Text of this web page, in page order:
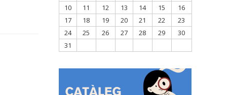
10
11 12 13 14 15
16
17
18 19 20 21 22
23
24
25 26 27 28 29
30
31